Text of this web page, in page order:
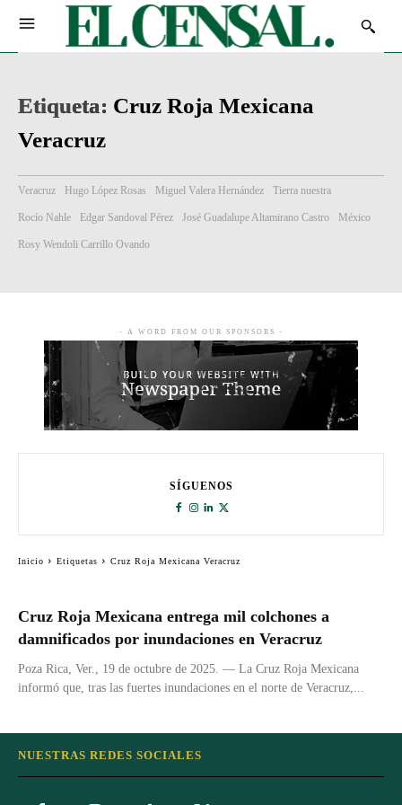
Etiqueta: Cruz Roja Mexicana
Veracruz
Veracruz Hugo López Rosas Miguel Valera Hernández Tierra nuestra
Rocío Nahle Edgar Sandoval Pérez José Guadalupe Altamirano Castro México
Rosy Wendoli Carrillo Ovando
Cruz Roja Mexicana entrega mil colchones a
damnificados por inundaciones en Veracruz
Poza Rica, Ver., 19 de octubre de 2025. — La Cruz Roja Mexicana
informó que, tras las fuertes inundaciones en el norte de Veracruz,...
- A WORD FROM OUR SPONSORS -
SÍGUENOS
Inicio Etiquetas Cruz Roja Mexicana Veracruz
NUESTRAS REDES SOCIALES